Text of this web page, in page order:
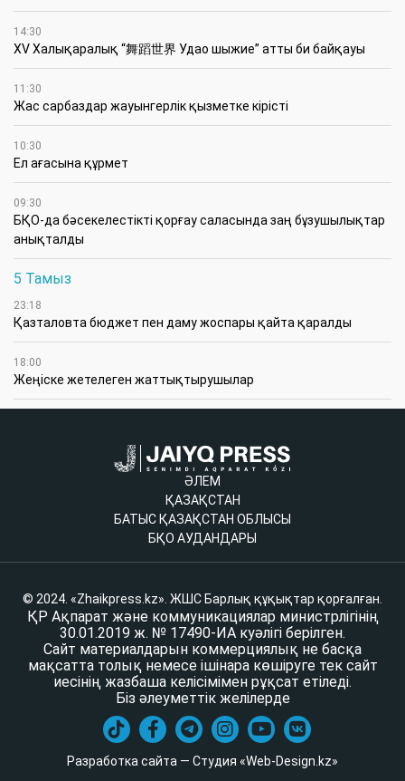
14:30
XV Халықаралық “舞蹈世界 Удао шыжие” атты би байқауы
11:30
Жас сарбаздар жауынгерлік қызметке кірісті
10:30
Ел ағасына құрмет
09:30
БҚО-да бәсекелестікті қорғау саласында заң бұзушылықтар
анықталды
5 Тамыз
23:18
Қазталовта бюджет пен даму жоспары қайта қаралды
18:00
Жеңіске жетелеген жаттықтырушылар
ӘЛЕМ
ҚАЗАҚСТАН
БАТЫС ҚАЗАҚСТАН ОБЛЫСЫ
БҚО АУДАНДАРЫ
© 2024. «Zhaikpress.kz». ЖШС Барлық құқықтар қорғалған.
ҚР Ақпарат және коммуникациялар министрлігінің
30.01.2019 ж. № 17490-ИА куәлігі берілген.
Сайт материалдарын коммерциялық не басқа
мақсатта толық немесе ішінара көшіруге тек сайт
иесінің жазбаша келісімімен рұқсат етіледі.
Біз әлеуметтік желілерде
Разработка сайта — Студия «Web-Design.kz»